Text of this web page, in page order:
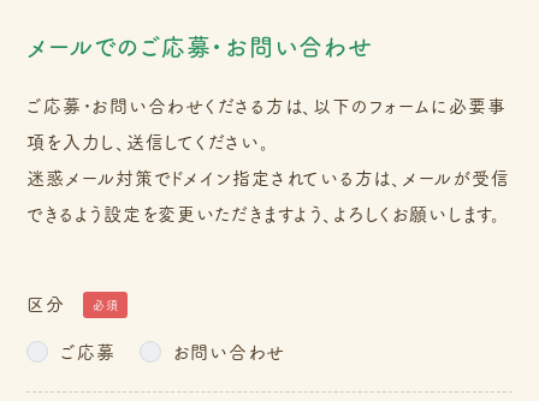
メールでのご応募・お問い合わせ
ご応募・お問い合わせくださる方は、以下のフォームに必要事
項を入力し、送信してください。
迷惑メール対策でドメイン指定されている方は、メールが受信
できるよう設定を変更いただきますよう、よろしくお願いします。
区分 必須
ご応募 お問い合わせ